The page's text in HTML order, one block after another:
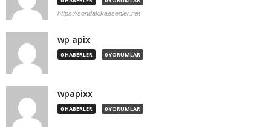
https://sondakikaesenler.net
wp apix
0 HABERLER 0 YORUMLAR
wpapixx
0 HABERLER 0 YORUMLAR